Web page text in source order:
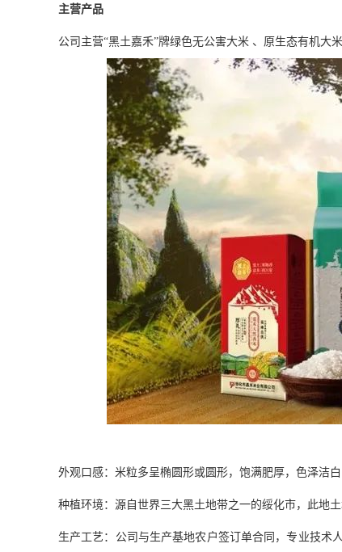
主营产品
公司主营“黑土嘉禾”牌绿色无公害大米 、原生态有机大
外观口感：米粒多呈椭圆形或圆形，饱满肥厚，色泽洁
种植环境：源自世界三大黑土地带之一的绥化市，此地
生产工艺：公司与生产基地农户签订单合同，专业技术